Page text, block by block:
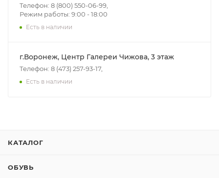
Телефон: 8 (800) 550-06-99,
Режим работы: 9:00 - 18:00
Есть в наличии
г.Воронеж, Центр Галереи Чижова, 3 этаж
Телефон: 8 (473) 257-93-17,
Есть в наличии
КАТАЛОГ
ОБУВЬ